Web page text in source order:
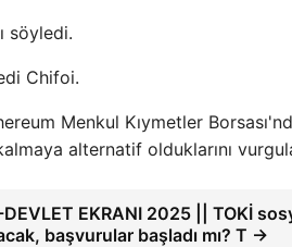
söyledi.
Chifoi.
Menkul Kıymetler
alternatif olduklarını
DEVLET EKRANI 2025 || TOKİ
başvurular başladı mı? T →